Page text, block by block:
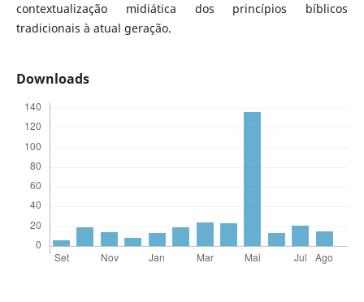
contextualização midiática dos princípios bíblicos
tradicionais à atual geração.
Downloads